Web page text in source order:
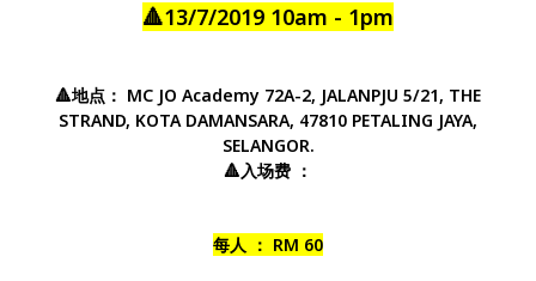
🔺13/7/2019 10am - 1pm
🔺地点： MC JO Academy 72A-2, JALANPJU 5/21, THE
STRAND, KOTA DAMANSARA, 47810 PETALING JAYA,
SELANGOR.
🔺入场费 ：
每人 ： RM 60